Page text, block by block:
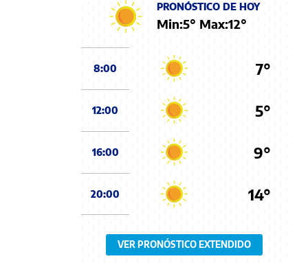
PRONÓSTICO DE HOY
Min:5° Max:12°
8:00 7°
12:00 5°
16:00 9°
20:00 14°
VER PRONÓSTICO EXTENDIDO